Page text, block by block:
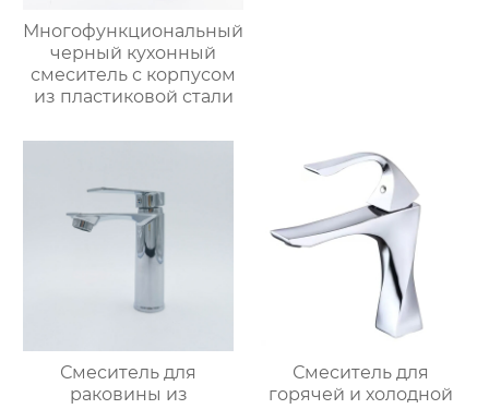
Многофункциональный
черный кухонный
смеситель с корпусом
из пластиковой стали
Смеситель для
раковины из
Смеситель для
горячей и холодной